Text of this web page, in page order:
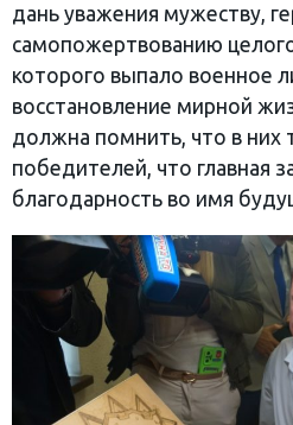
дань уважения мужеству,
самопожертвованию
которого выпало военное
восстановление мирной
должна помнить, что в них
победителей, что главная
благодарность во имя